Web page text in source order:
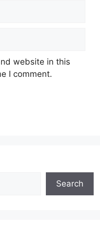
website in this
I comment.
Search